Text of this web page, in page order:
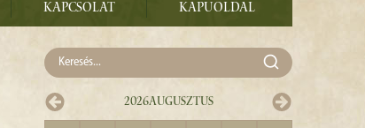
Kapcsolat Kapuoldal
2026Augusztus